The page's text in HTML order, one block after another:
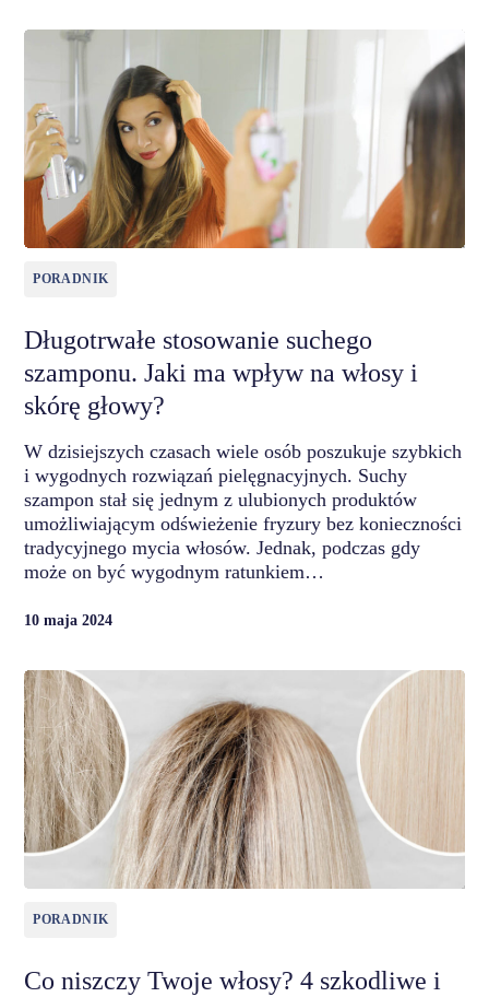
PORADNIK
Długotrwałe stosowanie suchego
szamponu. Jaki ma wpływ na włosy i
skórę głowy?
W dzisiejszych czasach wiele osób poszukuje szybkich
i wygodnych rozwiązań pielęgnacyjnych. Suchy
szampon stał się jednym z ulubionych produktów
umożliwiającym odświeżenie fryzury bez konieczności
tradycyjnego mycia włosów. Jednak, podczas gdy
może on być wygodnym ratunkiem…
10 maja 2024
PORADNIK
Co niszczy Twoje włosy? 4 szkodliwe i